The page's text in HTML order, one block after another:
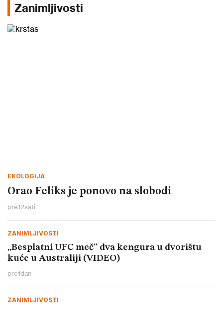
Zanimljivosti
EKOLOGIJA
Orao Feliks je ponovo na slobodi
pre12sati
ZANIMLJIVOSTI
„Besplatni UFC meč“ dva kengura u dvorištu
kuće u Australiji (VIDEO)
pre1dan
ZANIMLJIVOSTI